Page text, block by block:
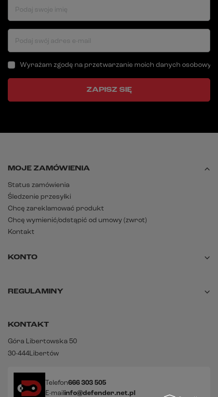
Podaj swoje imię
Podaj swój adres e-mail
Wyrażam zgodę na przetwarzanie moich danych
ZAPISZ SIĘ
MOJE ZAMÓWIENIA
Status zamówienia
Śledzenie przesyłki
Chcę zareklamować produkt
Chcę wymienić/odstąpić od umowy (zwrot)
Kontakt
KONTO
REGULAMINY
KONTAKT
Góra Libertowska 50
30-444Libertów
Telefon666 303 505
E-mail info@defender.net.pl